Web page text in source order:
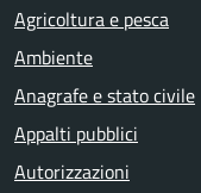
Agricoltura e pesca
Ambiente
Anagrafe e stato civile
Appalti pubblici
Autorizzazioni